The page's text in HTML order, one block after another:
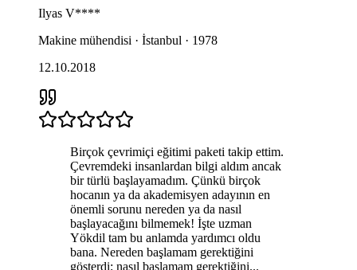
Ilyas V****
Makine mühendisi · İstanbul · 1978
12.10.2018
Birçok çevrimiçi eğitimi paketi takip ettim.
Çevremdeki insanlardan bilgi aldım ancak
bir türlü başlayamadım. Çünkü birçok
hocanın ya da akademisyen adayının en
önemli sorunu nereden ya da nasıl
başlayacağını bilmemek! İşte uzman
Yökdil tam bu anlamda yardımcı oldu
bana. Nereden başlamam gerektiğini
gösterdi; nasıl başlamam gerektiğini...